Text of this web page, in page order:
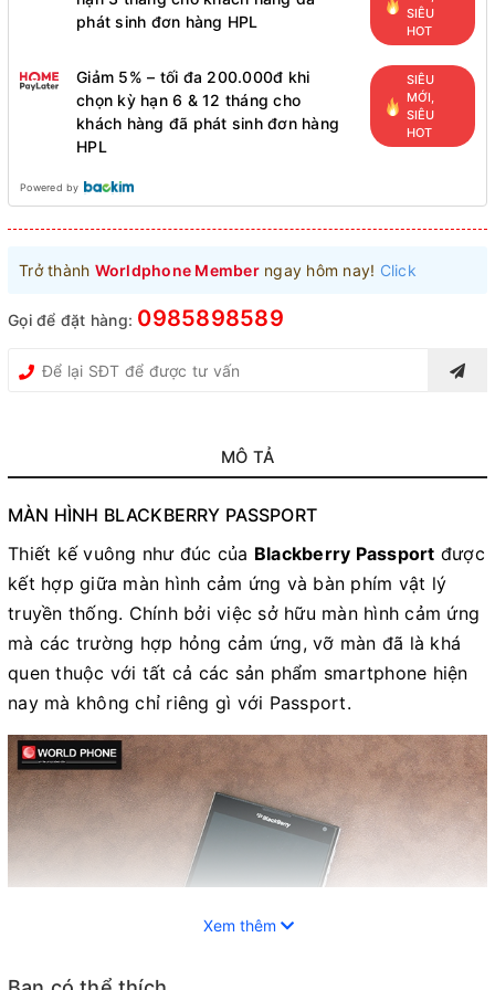
phát sinh đơn hàng HPL
SIÊU
HOT
Giảm 5% – tối đa 200.000đ khi
chọn kỳ hạn 6 & 12 tháng cho
khách hàng đã phát sinh đơn hàng
HPL
SIÊU
MỚI,
SIÊU
HOT
Powered by
Trở thành Worldphone Memberngay hôm nay! Click
Gọi để đặt hàng: 0985898589
MÔ TẢ
MÀN HÌNH BLACKBERRY PASSPORT
Thiết kế vuông như đúc của Blackberry Passport được
kết hợp giữa màn hình cảm ứng và bàn phím vật lý
truyền thống. Chính bởi việc sở hữu màn hình cảm ứng
mà các trường hợp hỏng cảm ứng, vỡ màn đã là khá
quen thuộc với tất cả các sản phẩm smartphone hiện
nay mà không chỉ riêng gì với Passport.
Xem thêm